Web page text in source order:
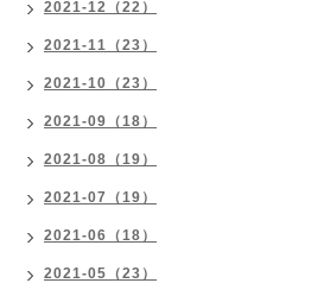
2021-12（22）
2021-11（23）
2021-10（23）
2021-09（18）
2021-08（19）
2021-07（19）
2021-06（18）
2021-05（23）